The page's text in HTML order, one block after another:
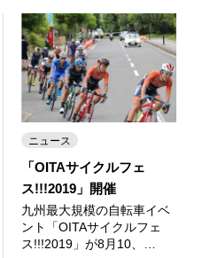
ニュース
「OITAサイクルフェ
ス!!!2019」開催
九州最大規模の自転車イベ
ント「OITAサイクルフェ
ス!!!2019」が8月10、…